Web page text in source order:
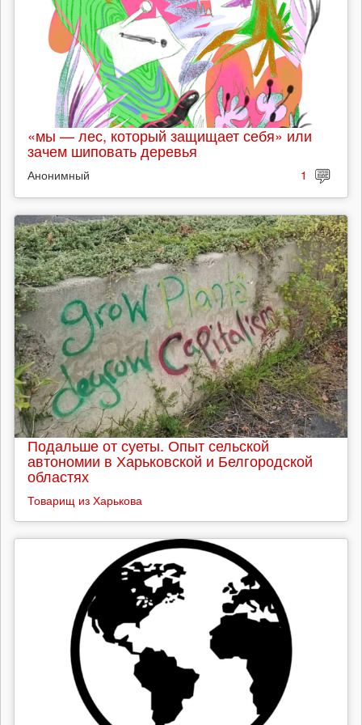
«мы — лес, который защищает себя» или
зачем шиповать деревья
Анонимный 1
Подальше от суеты. Опыт сельской
автономии в Харьковской и Белгородской
областях
Товарищ из Харькова